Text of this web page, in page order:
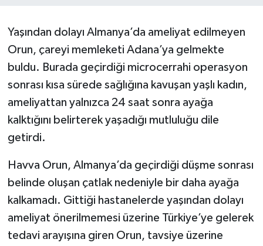
Yaşından dolayı Almanya’da ameliyat edilmeyen
Orun, çareyi memleketi Adana’ya gelmekte
buldu. Burada geçirdiği microcerrahi operasyon
sonrası kısa sürede sağlığına kavuşan yaşlı kadın,
ameliyattan yalnızca 24 saat sonra ayağa
kalktığını belirterek yaşadığı mutluluğu dile
getirdi.
Havva Orun, Almanya’da geçirdiği düşme sonrası
belinde oluşan çatlak nedeniyle bir daha ayağa
kalkamadı. Gittiği hastanelerde yaşından dolayı
ameliyat önerilmemesi üzerine Türkiye’ye gelerek
tedavi arayışına giren Orun, tavsiye üzerine